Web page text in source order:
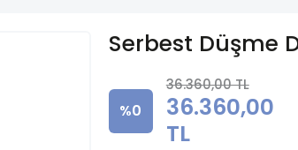
Serbest Düşme
%0
36.360,00 TL
36.360,00
TL